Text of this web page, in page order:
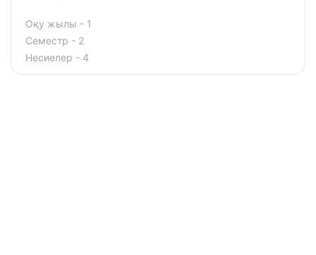
Оқу жылы - 1
Семестр - 2
Несиелер - 4